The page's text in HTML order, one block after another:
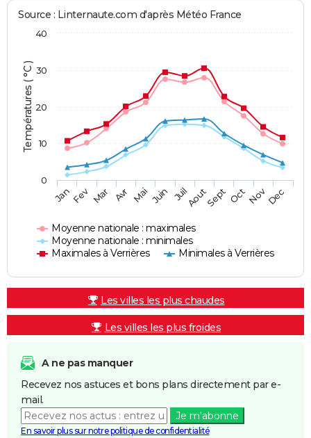
Températures ( °C )
Source : Linternaute.com d'après Météo France
Moyenne nationale : maximales
Moyenne nationale : minimales
Maximales à Verrières
Minimales à Verrières
JanFev Mar Avr Mai Juin JuilAoutSept OctNovDec
0
10
20
30
40
Les villes les plus chaudes
Les villes les plus froides
A ne pas manquer
Recevez nos astuces et bons plans directement par e-
mail.
Je m'abonne
En savoir plus sur notre politique de confidentialité